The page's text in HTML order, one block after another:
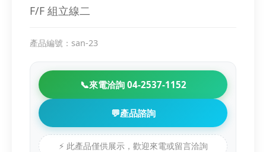
F/F 組立線二
產品編號：san-23
📞來電洽詢 04-2537-1152
💬產品諮詢
⚡ 此產品僅供展示，歡迎來電或留言洽詢